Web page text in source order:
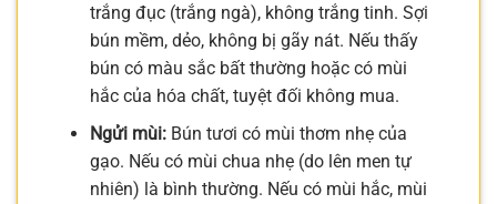
trắng đục (trắng ngà), không trắng tinh. Sợi
bún mềm, dẻo, không bị gãy nát. Nếu thấy
bún có màu sắc bất thường hoặc có mùi
hắc của hóa chất, tuyệt đối không mua.
Ngửi mùi:Bún tươi có mùi thơm nhẹ của
gạo. Nếu có mùi chua nhẹ (do lên men tự
nhiên) là bình thường. Nếu có mùi hắc, mùi